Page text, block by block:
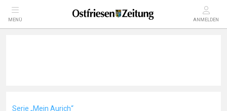
MENÜ ANMELDEN
Serie „Mein Aurich“